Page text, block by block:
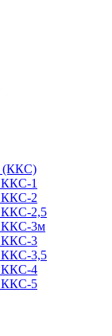
(ККС)
ККС-1
ККС-2
ККС-2,5
ККС-3м
ККС-3
ККС-3,5
ККС-4
ККС-5